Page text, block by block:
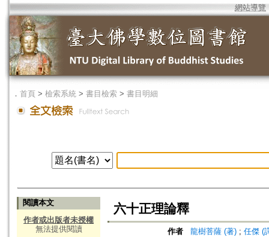
網站導覽
． 首頁 > 檢索系統 > 書目檢索 > 書目明細
閱讀本文
作者或出版者未授權
無法提供閱讀
六十正理論釋
作者 龍樹菩薩 (著) ; 任傑 (